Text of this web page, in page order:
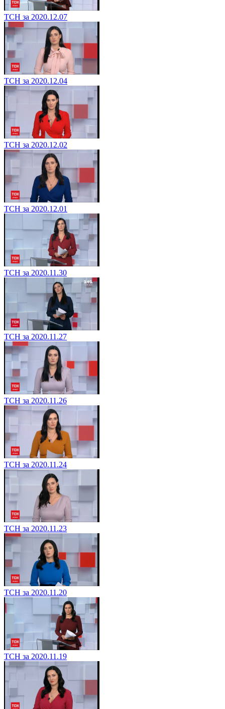
ТСН за 2020.12.07
ТСН за 2020.12.04
ТСН за 2020.12.02
ТСН за 2020.12.01
ТСН за 2020.11.30
ТСН за 2020.11.27
ТСН за 2020.11.26
ТСН за 2020.11.24
ТСН за 2020.11.23
ТСН за 2020.11.20
ТСН за 2020.11.19